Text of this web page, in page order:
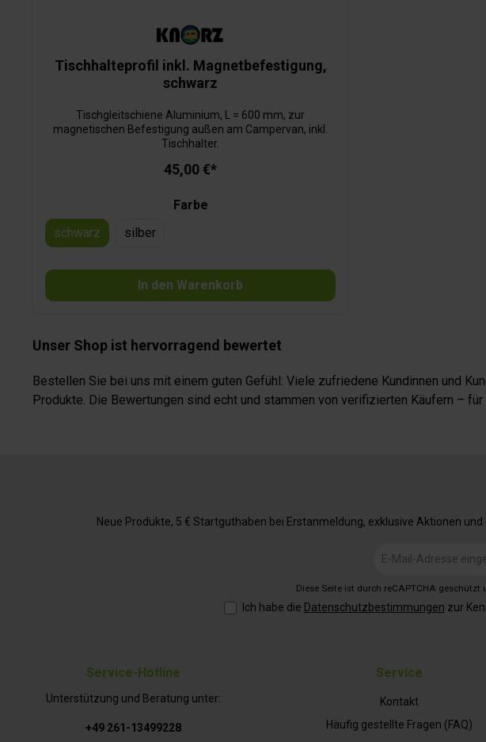
Tischhalteprofil inkl. Magnetbefestigung,
schwarz
Tischgleitschiene Aluminium, L = 600 mm, zur
magnetischen Befestigung außen am Campervan, inkl.
Tischhalter.
45,00 €*
Farbe
schwarz
silber
In den Warenkorb
Unser Shop ist hervorragend bewertet
Bestellen Sie bei uns mit einem guten Gefühl: Viele zufriedene Kundinnen und
Produkte. Die Bewertungen sind echt und stammen von verifizierten Käufern –
Service-Hotline
Unterstützung und Beratung unter:
+49 261-13499228
Service
Kontakt
Häufig gestellte Fragen (FAQ)
Neue Produkte, 5 € Startguthaben bei Erstanmeldung, exklusive Aktionen
Diese Seite ist durch reCAPTCHA geschützt
Ich habe die Datenschutzbestimmungen zur